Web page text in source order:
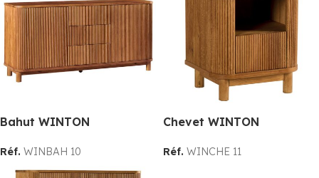
Bahut WINTON
Réf. WINBAH 10
Chevet WINTON
Réf. WINCHE 11